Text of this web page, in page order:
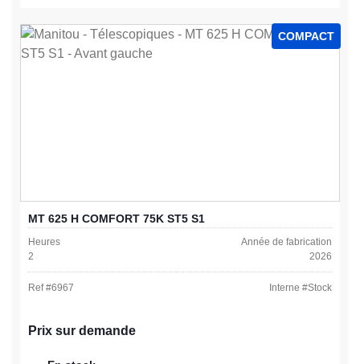
COMPACT
MT 625 H COMFORT 75K ST5 S1
Heures
2
Année de fabrication
2026
Ref #6967 Interne #Stock
Prix sur demande